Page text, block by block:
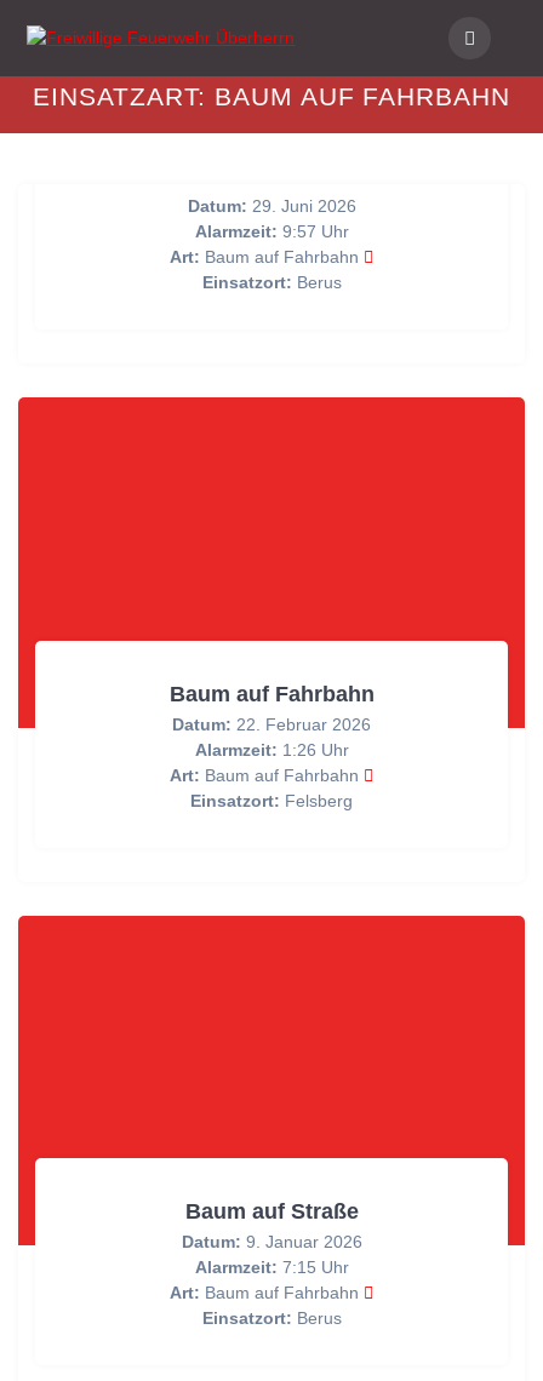
to
EINSATZART: BAUM AUF FAHRBAHN
Datum: 29. Juni 2026
Alarmzeit: 9:57 Uhr
Art: Baum auf Fahrbahn
Einsatzort: Berus
Baum auf Fahrbahn
Datum: 22. Februar 2026
Alarmzeit: 1:26 Uhr
Art: Baum auf Fahrbahn
Einsatzort: Felsberg
Baum auf Straße
Datum: 9. Januar 2026
Alarmzeit: 7:15 Uhr
Art: Baum auf Fahrbahn
Einsatzort: Berus